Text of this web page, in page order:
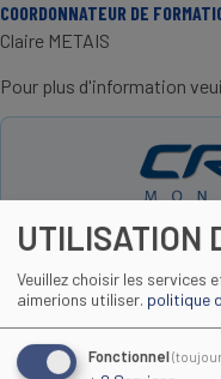
COORDONNATEUR DE
Claire METAIS
Pour plus d'information
formation@creps-
04 67 61 05 22
UTILISATION
Veuillez choisir les services
aimerions utiliser. politique
Fonctionnel